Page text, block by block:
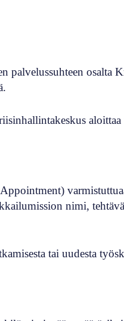
palvelussuhteen
nimi,
tai uudesta